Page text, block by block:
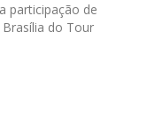
participação de
do Tour